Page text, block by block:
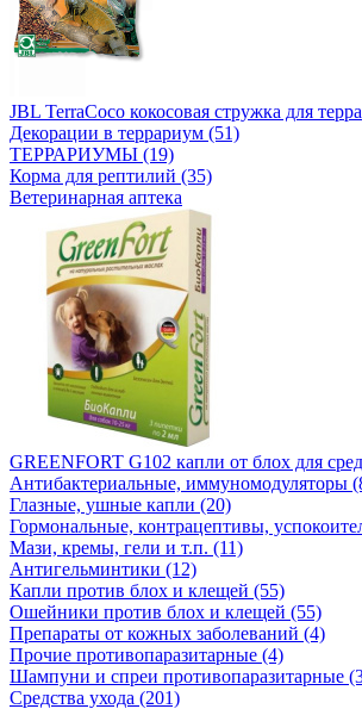
JBL TerraCoco кокосовая стружка для
Декорации в террариум (51)
ТЕРРАРИУМЫ (19)
Корма для рептилий (35)
Ветеринарная аптека
GREENFORT G102 капли от блох для
Антибактериальные, иммуномодуляторы
Глазные, ушные капли (20)
Гормональные, контрацептивы,
Мази, кремы, гели и т.п. (11)
Антигельминтики (12)
Капли против блох и клещей (55)
Ошейники против блох и клещей (55)
Препараты от кожных заболеваний (4)
Прочие противопаразитарные (4)
Шампуни и спреи противопаразитарные
Средства ухода (201)